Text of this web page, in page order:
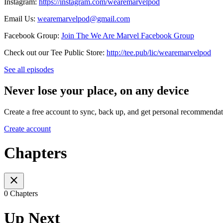
Email Us: ⁠⁠⁠⁠⁠⁠⁠⁠⁠⁠⁠⁠⁠⁠⁠⁠⁠⁠⁠⁠⁠⁠⁠⁠⁠⁠⁠⁠⁠⁠⁠⁠⁠⁠⁠⁠⁠⁠⁠⁠⁠⁠⁠⁠⁠⁠⁠⁠⁠⁠⁠⁠⁠⁠⁠⁠⁠⁠⁠⁠⁠⁠⁠⁠⁠⁠⁠⁠⁠⁠⁠⁠⁠wearemarvelpod@gmail.com⁠⁠⁠⁠⁠⁠⁠⁠⁠⁠⁠⁠⁠⁠⁠⁠⁠⁠⁠⁠⁠⁠⁠⁠⁠⁠⁠⁠⁠⁠⁠⁠⁠⁠⁠⁠⁠⁠⁠⁠⁠⁠⁠⁠⁠⁠⁠⁠⁠⁠⁠⁠⁠⁠⁠⁠⁠⁠⁠⁠⁠⁠⁠⁠⁠⁠⁠⁠⁠⁠⁠⁠⁠
Facebook Group: ⁠⁠⁠⁠⁠⁠⁠⁠⁠⁠⁠⁠⁠⁠⁠⁠⁠⁠⁠⁠⁠⁠⁠⁠⁠⁠⁠⁠⁠⁠⁠⁠⁠⁠⁠⁠⁠⁠⁠⁠⁠⁠⁠⁠⁠⁠⁠⁠⁠⁠⁠⁠⁠⁠⁠⁠⁠⁠⁠⁠⁠⁠⁠⁠⁠⁠⁠⁠⁠⁠⁠⁠⁠Join The We Are Marvel Facebook Group⁠⁠⁠⁠⁠⁠⁠⁠⁠⁠⁠⁠⁠⁠⁠⁠⁠⁠⁠⁠⁠⁠⁠⁠⁠⁠⁠⁠⁠⁠⁠⁠⁠⁠⁠⁠⁠⁠⁠⁠⁠⁠⁠⁠⁠⁠⁠⁠⁠⁠⁠⁠⁠⁠⁠⁠⁠⁠⁠⁠⁠⁠⁠⁠⁠⁠⁠⁠⁠⁠⁠⁠⁠
Check out our Tee Public Store: ⁠⁠⁠⁠⁠⁠⁠⁠⁠⁠⁠⁠⁠⁠⁠⁠⁠⁠⁠⁠⁠⁠⁠⁠⁠⁠⁠⁠⁠⁠⁠⁠⁠⁠⁠⁠⁠⁠⁠⁠⁠⁠⁠⁠⁠⁠⁠⁠⁠⁠⁠⁠⁠⁠⁠⁠⁠⁠⁠⁠⁠⁠⁠⁠⁠⁠⁠⁠⁠⁠⁠⁠⁠http://tee.pub/lic/wearemarvelpod⁠
See all episodes
Never lose your place, on any device
Create a free account to sync, back up, and get personal
Create account
Chapters
0 Chapters
Up Next